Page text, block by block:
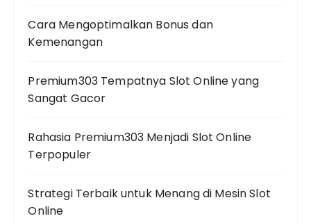
Cara Mengoptimalkan Bonus dan
Kemenangan
Premium303 Tempatnya Slot Online yang
Sangat Gacor
Rahasia Premium303 Menjadi Slot Online
Terpopuler
Strategi Terbaik untuk Menang di Mesin Slot
Online